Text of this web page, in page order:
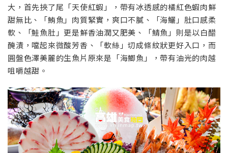
大，首先挾了尾「天使紅蝦」，帶有冰透感的橘紅色蝦肉鮮
甜無比、「鮪魚」肉質緊實，爽口不膩、「海鱺」肚口感柔
軟、「鮭魚肚」更是鮮香油潤又肥美、「鯖魚」則是以白醋
醃漬，噹起來微酸芳香、「軟絲」切成條紋狀更好入口，而
圓盤色澤美麗的生魚片原來是「海鯽魚」，帶有油光的肉越
咀嚼越甜。